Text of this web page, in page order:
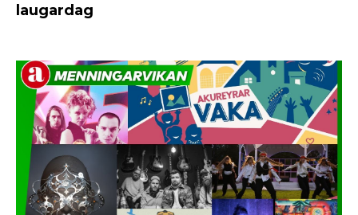
laugardag